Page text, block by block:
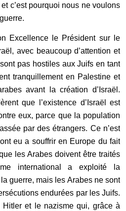
c’est pourquoi nous ne voulons
Excellence le Président sur le
avec beaucoup d’attention et
pas hostiles aux Juifs en tant
tranquillement en Palestine et
avant la création d’Israël.
que l’existence d’Israël est
eux, parce que la population
par des étrangers. Ce n’est
eu a souffrir en Europe du fait
les Arabes doivent être traités
international a exploité la
guerre, mais les Arabes ne sont
endurées par les Juifs.
Hitler et le nazisme qui, grâce à